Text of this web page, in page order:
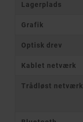
Lagerplads
Grafik
Optisk drev
Kablet netværk
Trådløst netværk